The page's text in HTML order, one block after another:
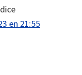
dice
en 21:55